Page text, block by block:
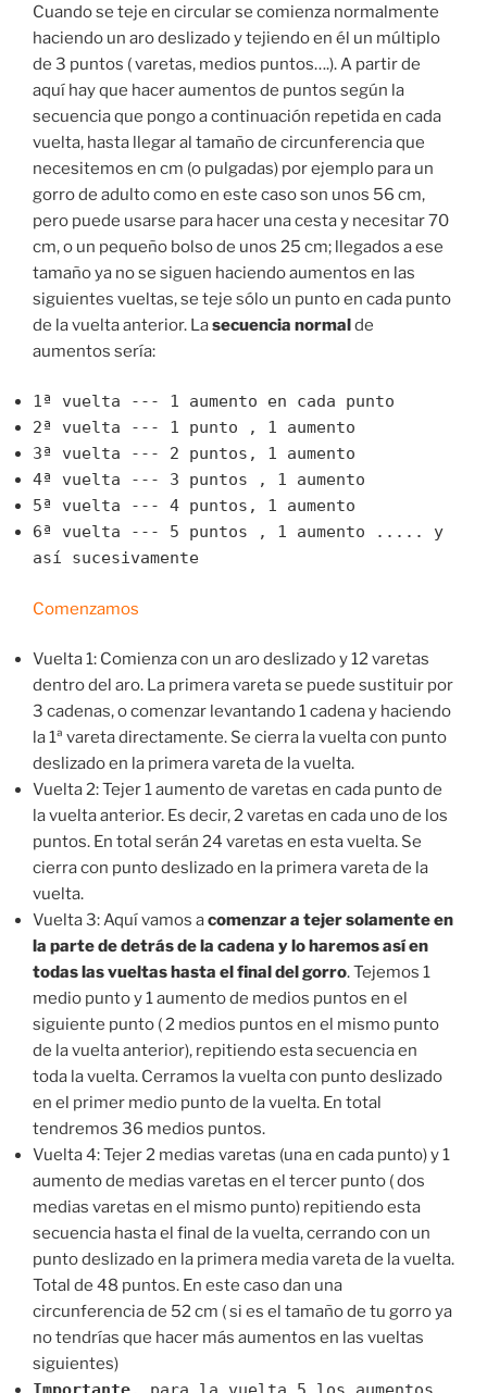
Cuando se teje en circular se comienza normalmente
haciendo un aro deslizado y tejiendo en él un múltiplo
de 3 puntos ( varetas, medios puntos….). A partir de
aquí hay que hacer aumentos de puntos según la
secuencia que pongo a continuación repetida en cada
vuelta, hasta llegar al tamaño de circunferencia que
necesitemos en cm (o pulgadas) por ejemplo para un
gorro de adulto como en este caso son unos 56 cm,
pero puede usarse para hacer una cesta y necesitar 70
cm, o un pequeño bolso de unos 25 cm; llegados a ese
tamaño ya no se siguen haciendo aumentos en las
siguientes vueltas, se teje sólo un punto en cada punto
de la vuelta anterior. Lasecuencia normalde
aumentos sería:
1ª vuelta --- 1 aumento en cada punto
2ª vuelta --- 1 punto , 1 aumento
3ª vuelta --- 2 puntos, 1 aumento
4ª vuelta --- 3 puntos , 1 aumento
5ª vuelta --- 4 puntos, 1 aumento
6ª vuelta --- 5 puntos , 1 aumento ..... y
así sucesivamente
Comenzamos
Vuelta 1: Comienza con un aro deslizado y 12 varetas
dentro del aro. La primera vareta se puede sustituir por
3 cadenas, o comenzar levantando 1 cadena y haciendo
la 1ª vareta directamente. Se cierra la vuelta con punto
deslizado en la primera vareta de la vuelta.
Vuelta 2: Tejer 1 aumento de varetas en cada punto de
la vuelta anterior. Es decir, 2 varetas en cada uno de los
puntos. En total serán 24 varetas en esta vuelta. Se
cierra con punto deslizado en la primera vareta de la
vuelta.
Vuelta 3: Aquí vamos acomenzar a tejer solamente en
la parte de detrás de la cadena y lo haremos así en
todas las vueltas hasta el final del gorro. Tejemos 1
medio punto y 1 aumento de medios puntos en el
siguiente punto ( 2 medios puntos en el mismo punto
de la vuelta anterior), repitiendo esta secuencia en
toda la vuelta. Cerramos la vuelta con punto deslizado
en el primer medio punto de la vuelta. En total
tendremos 36 medios puntos.
Vuelta 4: Tejer 2 medias varetas (una en cada punto) y 1
aumento de medias varetas en el tercer punto ( dos
medias varetas en el mismo punto) repitiendo esta
secuencia hasta el final de la vuelta, cerrando con un
punto deslizado en la primera media vareta de la vuelta.
Total de 48 puntos. En este caso dan una
circunferencia de 52 cm ( si es el tamaño de tu gorro ya
no tendrías que hacer más aumentos en las vueltas
siguientes)